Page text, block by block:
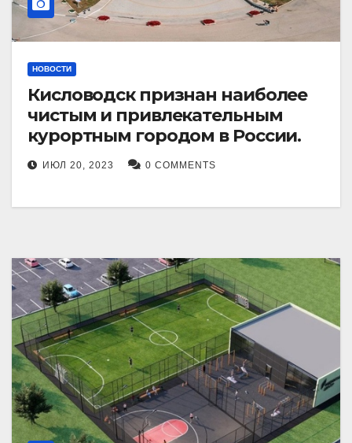
НОВОСТИ
Кисловодск признан наиболее
чистым и привлекательным
курортным городом в России.
ИЮЛ 20, 2023 0 COMMENTS